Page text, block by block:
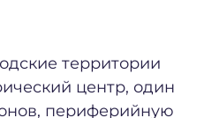
территории
центр, один
периферийную